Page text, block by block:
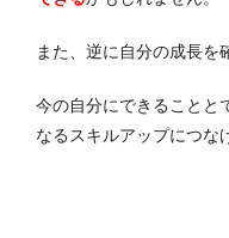
また、逆に自分の成長を
今の自分にできることと
なるスキルアップにつな